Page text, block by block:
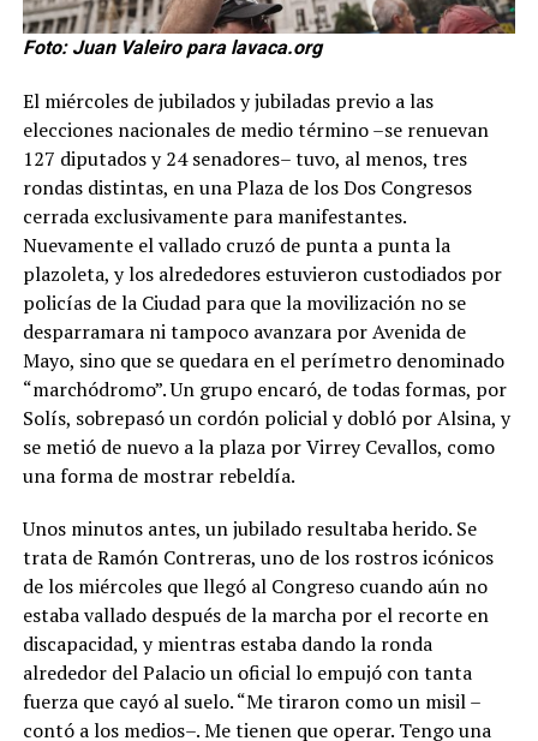
Foto: Juan Valeiro para lavaca.org
El miércoles de jubilados y jubiladas previo a las
elecciones nacionales de medio término –se renuevan
127 diputados y 24 senadores– tuvo, al menos, tres
rondas distintas, en una Plaza de los Dos Congresos
cerrada exclusivamente para manifestantes.
Nuevamente el vallado cruzó de punta a punta la
plazoleta, y los alrededores estuvieron custodiados por
policías de la Ciudad para que la movilización no se
desparramara ni tampoco avanzara por Avenida de
Mayo, sino que se quedara en el perímetro denominado
“marchódromo”. Un grupo encaró, de todas formas, por
Solís, sobrepasó un cordón policial y dobló por Alsina, y
se metió de nuevo a la plaza por Virrey Cevallos, como
una forma de mostrar rebeldía.
Unos minutos antes, un jubilado resultaba herido. Se
trata de Ramón Contreras, uno de los rostros icónicos
de los miércoles que llegó al Congreso cuando aún no
estaba vallado después de la marcha por el recorte en
discapacidad, y mientras estaba dando la ronda
alrededor del Palacio un oficial lo empujó con tanta
fuerza que cayó al suelo. “Me tiraron como un misil –
contó a los medios–. Me tienen que operar. Tengo una